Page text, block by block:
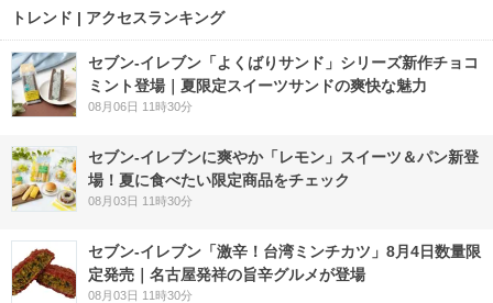
トレンド | アクセスランキング
セブン‐イレブン「よくばりサンド」シリーズ新作チョコ
ミント登場｜夏限定スイーツサンドの爽快な魅力
08月06日 11時30分
セブン‐イレブンに爽やか「レモン」スイーツ＆パン新登
場！夏に食べたい限定商品をチェック
08月03日 11時30分
セブン-イレブン「激辛！台湾ミンチカツ」8月4日数量限
定発売｜名古屋発祥の旨辛グルメが登場
08月03日 11時30分